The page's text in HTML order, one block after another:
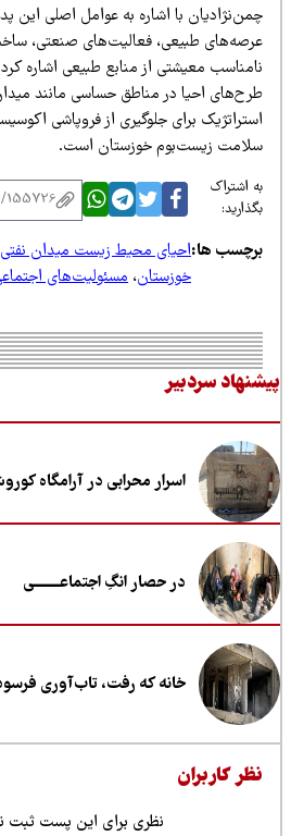
با اشاره به عوامل اصلی این
طبیعی، فعالیت‌های صنعتی، ساخت
معیشتی از منابع طبیعی اشاره کرد. وی
احیا در مناطق حساسی مانند میدان
برای جلوگیری از فروپاشی
زیست‌بوم خوزستان است.
اشتراک
ها:احیای محیط زیست میدان نفتی
خوزستان،مسئولیت‌های اجتماعی
سردبیر
اسرار محرابی در آرامگاه کوروش
در حصار انگِ اجتماعــــــــی
خانه که رفت، تاب‌آوری فرسوده
کاربران
نظری برای این پست ثبت